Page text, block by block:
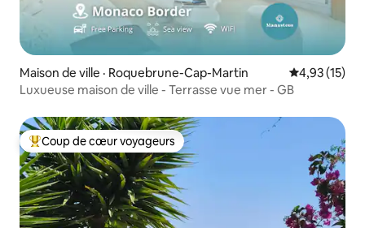
Maison de ville · Roquebrune-Cap-Martin Note
4,93 (15)
Luxueuse maison de ville - Terrasse vue mer - GB
Coup de cœur voyageurs parmi les plus aimés
Coup de cœur voyageurs